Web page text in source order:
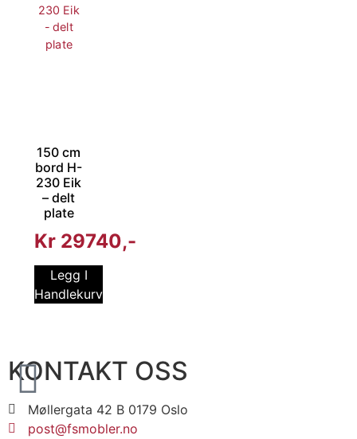
150 cm
bord H-
230 Eik
– delt
plate
Kr 29740
Legg I
Handlekurv
KONTAKT OSS
Møllergata 42 B 0179 Oslo
post@fsmobler.no